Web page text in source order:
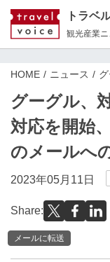
トラベ
観光産業ニ
HOME ニュース
グーグル、
対応を開始
のメールへ
2023年05月11日
Share:
メールに転送